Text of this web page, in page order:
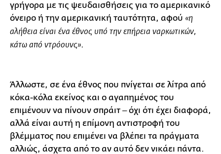
γρήγορα με τις ψευδαισθήσεις για το αμερικανικό
όνειρο ή την αμερικανική ταυτότητα, αφού «η
αλήθεια είναι ένα έθνος υπό την επήρεια ναρκωτικών,
κάτω από ντρόουνς».
Άλλωστε, σε ένα έθνος που πνίγεται σε λίτρα από
κόκα-κόλα εκείνος και ο αγαπημένος του
επιμένουν να πίνουν σπράιτ ‒ όχι ότι έχει διαφορά,
αλλά είναι αυτή η επίμονη αντιστροφή του
βλέμματος που επιμένει να βλέπει τα πράγματα
αλλιώς, άσχετα από το αν αυτό δεν νικάει πάντα.